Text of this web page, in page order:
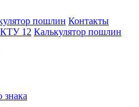
пошлин Контакты
12 Калькулятор пошлин
знака